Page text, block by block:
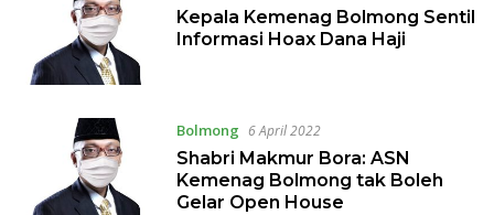
Kepala Kemenag Bolmong Sentil
Informasi Hoax Dana Haji
Bolmong 6 April 2022
Shabri Makmur Bora: ASN
Kemenag Bolmong tak Boleh
Gelar Open House